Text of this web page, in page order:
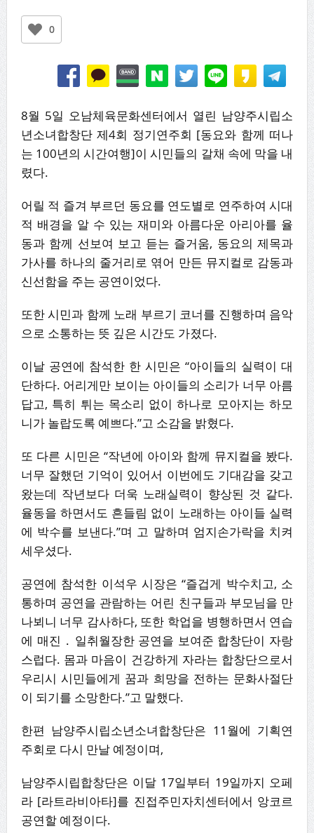
0
8월 5일 오남체육문화센터에서 열린 남양주시립소
년소녀합창단 제4회 정기연주회 [동요와 함께 떠나
는 100년의 시간여행]이 시민들의 갈채 속에 막을 내
렸다.
어릴 적 즐겨 부르던 동요를 연도별로 연주하여 시대
적 배경을 알 수 있는 재미와 아름다운 아리아를 율
동과 함께 선보여 보고 듣는 즐거움, 동요의 제목과
가사를 하나의 줄거리로 엮어 만든 뮤지컬로 감동과
신선함을 주는 공연이었다.
또한 시민과 함께 노래 부르기 코너를 진행하며 음악
으로 소통하는 뜻 깊은 시간도 가졌다.
이날 공연에 참석한 한 시민은 “아이들의 실력이 대
단하다. 어리게만 보이는 아이들의 소리가 너무 아름
답고, 특히 튀는 목소리 없이 하나로 모아지는 하모
니가 놀랍도록 예쁘다.”고 소감을 밝혔다.
또 다른 시민은 “작년에 아이와 함께 뮤지컬을 봤다.
너무 잘했던 기억이 있어서 이번에도 기대감을 갖고
왔는데 작년보다 더욱 노래실력이 향상된 것 같다.
율동을 하면서도 흔들림 없이 노래하는 아이들 실력
에 박수를 보낸다.”며 고 말하며 엄지손가락을 치켜
세우셨다.
공연에 참석한 이석우 시장은 “즐겁게 박수치고, 소
통하며 공연을 관람하는 어린 친구들과 부모님을 만
나뵈니 너무 감사하다, 또한 학업을 병행하면서 연습
에 매진 ․ 일취월장한 공연을 보여준 합창단이 자랑
스럽다. 몸과 마음이 건강하게 자라는 합창단으로서
우리시 시민들에게 꿈과 희망을 전하는 문화사절단
이 되기를 소망한다.”고 말했다.
한편 남양주시립소년소녀합창단은 11월에 기획연
주회로 다시 만날 예정이며,
남양주시립합창단은 이달 17일부터 19일까지 오페
라 [라트라비아타]를 진접주민자치센터에서 앙코르
공연할 예정이다.